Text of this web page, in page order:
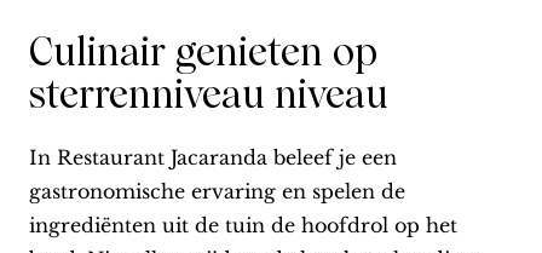
Culinair genieten op
sterrenniveau niveau
In Restaurant Jacaranda beleef je een
gastronomische ervaring en spelen de
ingrediënten uit de tuin de hoofdrol op het